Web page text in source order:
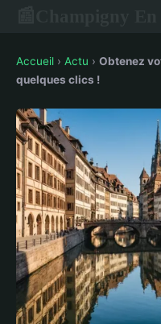
Accueil › Actu › Obtenez
quelques clics !